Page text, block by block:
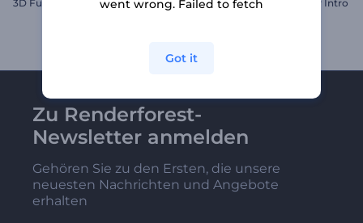
3D Fußball-Logoenthüllung Glitzerndes Gamecontroller Intro
Zu Renderforest-
Newsletter anmelden
Gehören Sie zu den Ersten, die unsere
neuesten Nachrichten und Angebote
erhalten
went wrong. Failed to fetch
Got it